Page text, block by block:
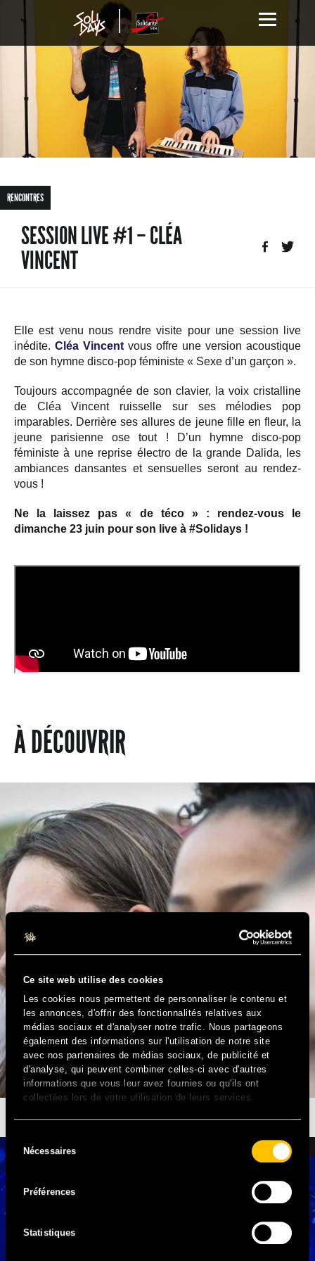
Ce site web utilise des cookies
Les cookies nous permettent de personnaliser le contenu et
les annonces, d'offrir des fonctionnalités relatives aux
médias sociaux et d'analyser notre trafic. Nous partageons
également des informations sur l'utilisation de notre site
avec nos partenaires de médias sociaux, de publicité et
d'analyse, qui peuvent combiner celles-ci avec d'autres
informations que vous leur avez fournies ou qu'ils ont
collectées lors de votre utilisation de leurs services.
duNécessaires
Préférences
Statistiques
RENCONTRES
SESSION LIVE #1 – CLÉA
VINCENT
Elle est venu nous rendre visite pour une session live
inédite. Cléa Vincent vous offre une version acoustique
de son hymne disco-pop féministe « Sexe d’un garçon ».
Toujours accompagnée de son clavier, la voix cristalline
de Cléa Vincent ruisselle sur ses mélodies pop
imparables. Derrière ses allures de jeune fille en fleur, la
jeune parisienne ose tout ! D’un hymne disco-pop
féministe à une reprise électro de la grande Dalida, les
ambiances dansantes et sensuelles seront au rendez-
vous !
Ne la laissez pas « de téco » : rendez-vous le
dimanche 23 juin pour son live à #Solidays !
À DÉCOUVRIR
SOLIDAYS ANNULÉ, SOLIDARITÉ SIDA EN DANGER